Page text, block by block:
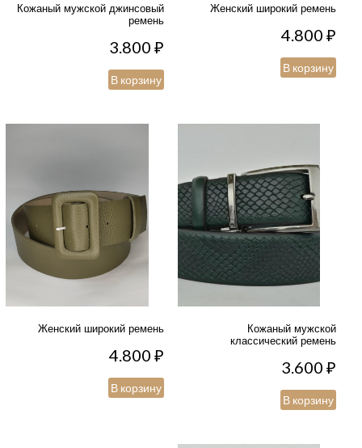
Кожаный мужской джинсовый
ремень
3.800₽
В корзину
Женский широкий ремень
4.800₽
В корзину
Женский широкий ремень
4.800₽
В корзину
Кожаный мужской
классический ремень
3.600₽
В корзину